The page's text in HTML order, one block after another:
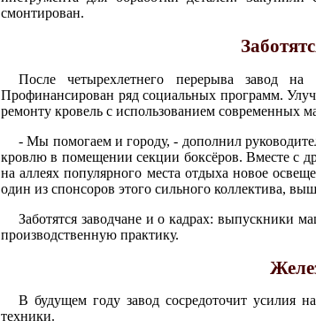
смонтирован.
После четырехлетнего перерыва завод
Профинансирован ряд социальных программ.
ремонту кровель с использованием современных
- Мы помогаем и городу, - дополнил
кровлю в помещении секции боксёров. Вместе с
на аллеях популярного места отдыха новое
один из спонсоров этого сильного коллектива,
Заботятся заводчане и о кадрах: выпускники
производственную практику.
В будущем году завод сосредоточит усилия
техники.